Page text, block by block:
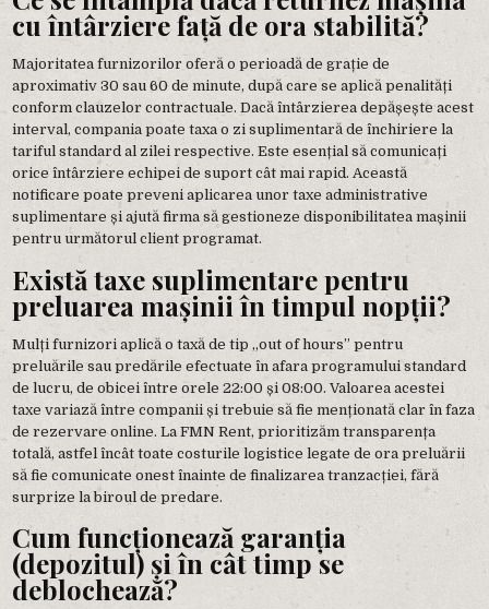
cu întârziere față de ora stabilită?
Majoritatea furnizorilor oferă o perioadă de grație de
aproximativ 30 sau 60 de minute, după care se aplică penalități
conform clauzelor contractuale. Dacă întârzierea depășește acest
interval, compania poate taxa o zi suplimentară de închiriere la
tariful standard al zilei respective. Este esențial să comunicați
orice întârziere echipei de suport cât mai rapid. Această
notificare poate preveni aplicarea unor taxe administrative
suplimentare și ajută firma să gestioneze disponibilitatea mașinii
pentru următorul client programat.
Există taxe suplimentare pentru
preluarea mașinii în timpul nopții?
Mulți furnizori aplică o taxă de tip „out of hours” pentru
preluările sau predările efectuate în afara programului standard
de lucru, de obicei între orele 22:00 și 08:00. Valoarea acestei
taxe variază între companii și trebuie să fie menționată clar în faza
de rezervare online. La FMN Rent, prioritizăm transparența
totală, astfel încât toate costurile logistice legate de ora preluării
să fie comunicate onest înainte de finalizarea tranzacției, fără
surprize la biroul de predare.
Cum funcționează garanția
(depozitul) și în cât timp se
deblochează?